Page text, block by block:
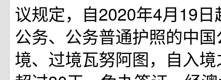
议规定，自2020年4月19
公务、公务普通护照的中
境、过境瓦努阿图，自入